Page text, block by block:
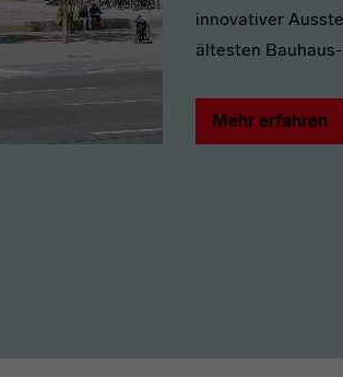
innovativer
ältesten
Mehr erfahren